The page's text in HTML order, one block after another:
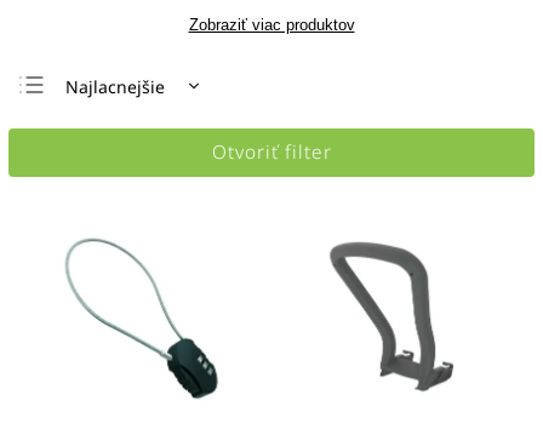
Zobraziť viac produktov
Najlacnejšie
Najdrahšie
Otvoriť filter